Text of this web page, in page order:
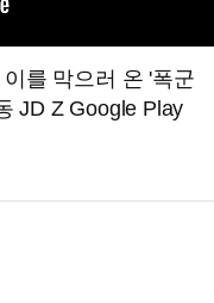
를 막으러 온 '폭군
JD Z Google Play